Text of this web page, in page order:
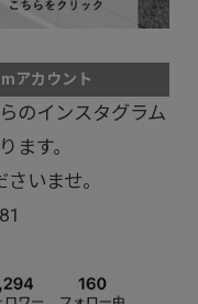
アカウント
のインスタグラム
ます。
いませ。